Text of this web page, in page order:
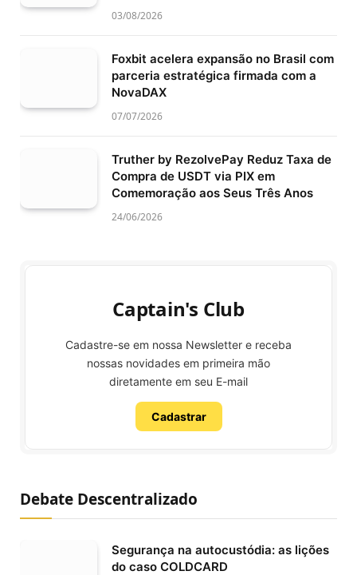
03/08/2026
Foxbit acelera expansão no Brasil com
parceria estratégica firmada com a
NovaDAX
07/07/2026
Truther by RezolvePay Reduz Taxa de
Compra de USDT via PIX em
Comemoração aos Seus Três Anos
24/06/2026
Captain's Club
Cadastre-se em nossa Newsletter e receba
nossas novidades em primeira mão
diretamente em seu E-mail
Cadastrar
Debate Descentralizado
Segurança na autocustódia: as lições
do caso COLDCARD